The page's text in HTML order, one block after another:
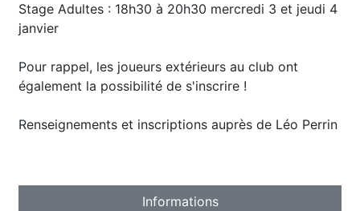
Stage Adultes : 18h30 à 20h30 mercredi 3 et jeudi 4
janvier
Pour rappel, les joueurs extérieurs au club ont
également la possibilité de s'inscrire !
Renseignements et inscriptions auprès de Léo Perrin
Informations